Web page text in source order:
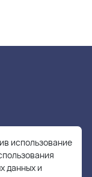
использование
данных и